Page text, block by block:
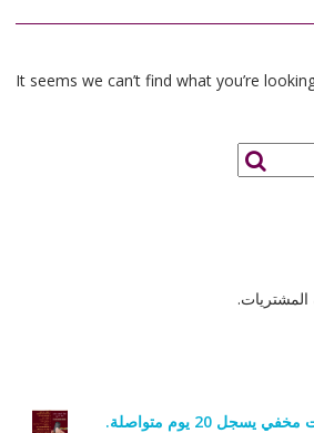
It seems we can’t find what you’re
20 يوم متواصلة.